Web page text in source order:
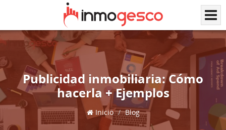
Publicidad inmobiliaria: Cómo
hacerla + Ejemplos
Inicio Blog